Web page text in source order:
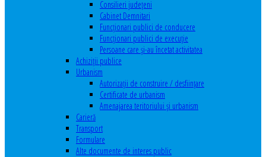
Consilieri judeţeni
Cabinet Demnitari
Funcţionari publici de conducere
Funcționari publici de execuție
Persoane care şi-au încetat activitatea
Achiziţii publice
Urbanism
Autorizații de construire / desființare
Certificate de urbanism
Amenajarea teritoriului şi urbanism
Carieră
Transport
Formulare
Alte documente de interes public